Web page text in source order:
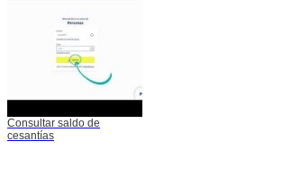
Consultar saldo de
cesantías